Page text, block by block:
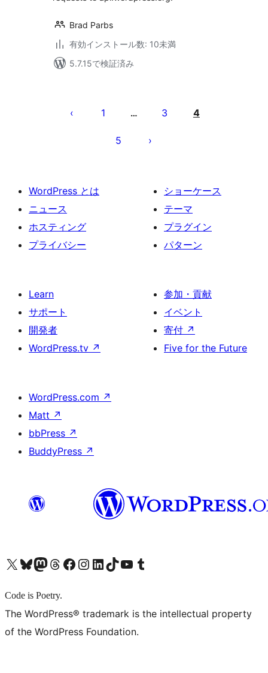
Brad Parbs
有効インストール数: 10未満
5.7.15で検証済み
送
り
1 … 3 4
5
WordPress とは
ニュース
ホスティング
プライバシー
ショーケース
テーマ
プラグイン
パターン
Learn
サポート
開発者
WordPress.tv ↗
参加・貢献
イベント
寄付 ↗
Five for the Future
WordPress.com ↗
Matt ↗
bbPress ↗
BuddyPress ↗
X (旧 Twitter) アカウントへBluesky アカウントへMastodon アカウントへThreads アカウントへ Facebook ページへInstagram アカウントへ LinkedIn アカウントへTikTok アカウントへYouTube チャンネルへ Tumblr アカウントへ
Code is Poetry.
The WordPress® trademark is the intellectual property
of the WordPress Foundation.